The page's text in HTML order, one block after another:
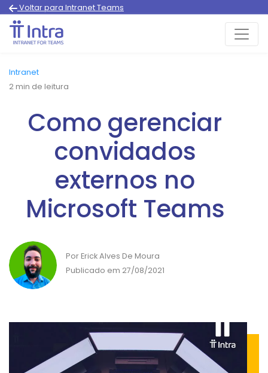
Voltar para Intranet Teams
Intranet
2min de leitura
Como gerenciar
convidados
externos no
Microsoft Teams
Por Erick Alves De Moura
Publicado em 27/08/2021